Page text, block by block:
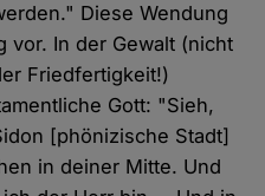
Diese Wendung
vor. In der Gewalt (nicht
Friedfertigkeit!)
Gott: "Sieh,
[phönizische Stadt]
in deiner Mitte. Und